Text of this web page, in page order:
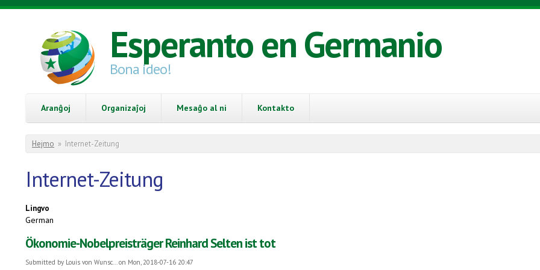
Skip to main content
Esperanto en Germanio
Bona ideo!
Aranĝoj Organizaĵoj Mesaĝo al ni Kontakto
You are here
Hejmo » Internet-Zeitung
Internet-Zeitung
Lingvo
German
Ökonomie-Nobelpreisträger Reinhard Selten ist tot
Submitted by Louis von Wunsc...on Mon, 2018-07-16 20:47